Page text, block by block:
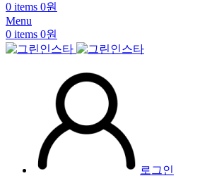
0 items 0원
Menu
0 items 0원
로그인